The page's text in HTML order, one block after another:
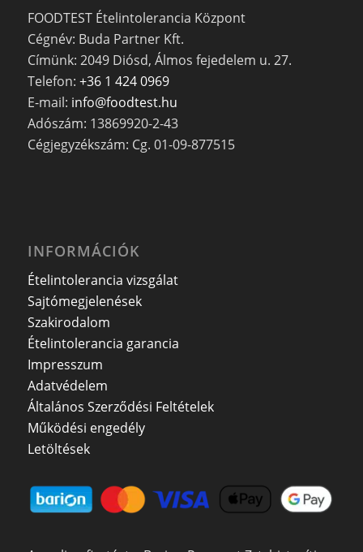
FOODTEST Ételintolerancia Központ
Cégnév: Buda Partner Kft.
Címünk: 2049 Diósd, Álmos fejedelem u. 27.
Telefon: +36 1 424 0969
E-mail: info@foodtest.hu
Adószám: 13869920-2-43
Cégjegyzékszám: Cg. 01-09-877515
INFORMÁCIÓK
Ételintolerancia vizsgálat
Sajtómegjelenések
Szakirodalom
Ételintolerancia garancia
Impresszum
Adatvédelem
Általános Szerződési Feltételek
Működési engedély
Letöltések